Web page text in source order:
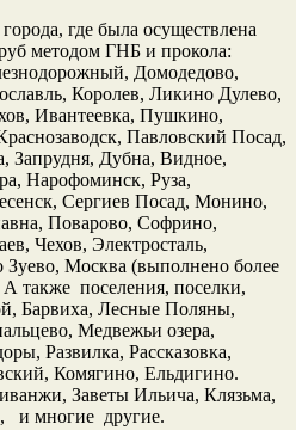
где была осуществлена
методом ГНБ и прокола:
Домодедово,
Королев, Ликино Дулево,
Ивантеевка, Пушкино,
Павловский Посад,
Запрудня, Дубна, Видное,
Нарофоминск, Руза,
Сергиев Посад, Монино,
Поварово, Софрино,
Чехов, Электросталь,
Москва (выполнено более
также поселения, поселки,
Барвиха, Лесные Поляны,
Медвежьи озера,
Развилка, Рассказовка,
Комягино, Ельдигино.
Заветы Ильича, Клязьма,
и многие другие.